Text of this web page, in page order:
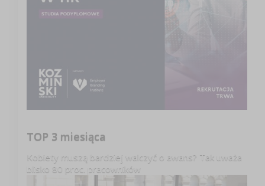
TOP 3 miesiąca
Kobiety muszą bardziej walczyć o awans? Tak uważa
blisko 80 proc. pracowników